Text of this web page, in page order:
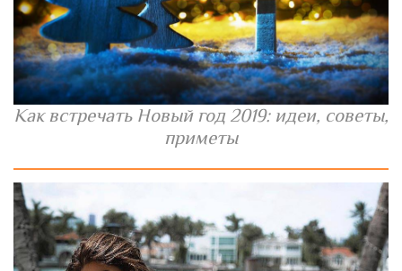
Как встречать Новый год 2019: идеи, советы,
приметы